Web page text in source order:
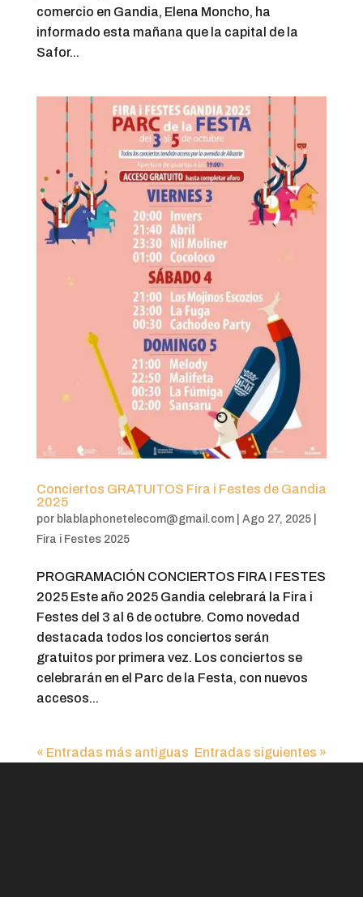
comercio en Gandia, Elena Moncho, ha
informado esta mañana que la capital de la
Safor...
Conciertos GRATUITOS Fira i Festes de Gandia
2025
por blablaphonetelecom@gmail.com| Ago 27, 2025|
Fira i Festes 2025
PROGRAMACIÓN CONCIERTOS FIRA I FESTES
2025 Este año 2025 Gandia celebrará la Fira i
Festes del 3 al 6 de octubre. Como novedad
destacada todos los conciertos serán
gratuitos por primera vez. Los conciertos se
celebrarán en el Parc de la Festa, con nuevos
accesos...
« Entradas más antiguas Entradas siguientes »